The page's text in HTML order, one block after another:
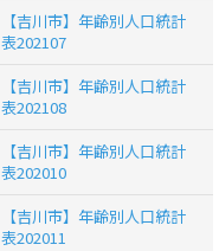
【吉川市】年齢別人口統計
表202107
【吉川市】年齢別人口統計
表202108
【吉川市】年齢別人口統計
表202010
【吉川市】年齢別人口統計
表202011